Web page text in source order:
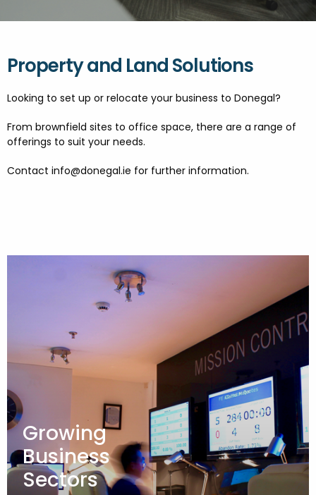
Property and Land Solutions
Looking to set up or relocate your business to Donegal?
From brownfield sites to office space, there are a range of
offerings to suit your needs.
Contact info@donegal.ie for further information.
Growing
Business
Sectors